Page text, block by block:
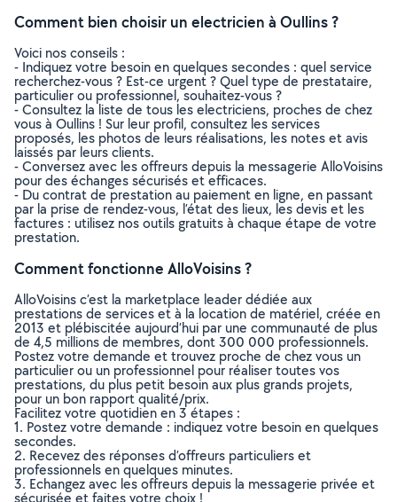
Comment bien choisir un electricien à Oullins ?
Voici nos conseils :
- Indiquez votre besoin en quelques secondes : quel service
recherchez-vous ? Est-ce urgent ? Quel type de prestataire,
particulier ou professionnel, souhaitez-vous ?
- Consultez la liste de tous les electriciens, proches de chez
vous à Oullins ! Sur leur profil, consultez les services
proposés, les photos de leurs réalisations, les notes et avis
laissés par leurs clients.
- Conversez avec les offreurs depuis la messagerie AlloVoisins
pour des échanges sécurisés et efficaces.
- Du contrat de prestation au paiement en ligne, en passant
par la prise de rendez-vous, l’état des lieux, les devis et les
factures : utilisez nos outils gratuits à chaque étape de votre
prestation.
Comment fonctionne AlloVoisins ?
AlloVoisins c’est la marketplace leader dédiée aux
prestations de services et à la location de matériel, créée en
2013 et plébiscitée aujourd’hui par une communauté de plus
de 4,5 millions de membres, dont 300 000 professionnels.
Postez votre demande et trouvez proche de chez vous un
particulier ou un professionnel pour réaliser toutes vos
prestations, du plus petit besoin aux plus grands projets,
pour un bon rapport qualité/prix.
Facilitez votre quotidien en 3 étapes :
1. Postez votre demande : indiquez votre besoin en quelques
secondes.
2. Recevez des réponses d’offreurs particuliers et
professionnels en quelques minutes.
3. Echangez avec les offreurs depuis la messagerie privée et
sécurisée et faites votre choix !